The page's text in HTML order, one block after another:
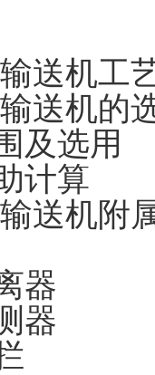
送机工
送机的
及选用
计算
送机附
器
器